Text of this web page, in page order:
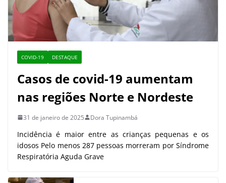
COVID-19 DESTAQUE
Casos de covid-19 aumentam
nas regiões Norte e Nordeste
31 de janeiro de 2025 Dora Tupinambá
Incidência é maior entre as crianças pequenas e os
idosos Pelo menos 287 pessoas morreram por Síndrome
Respiratória Aguda Grave